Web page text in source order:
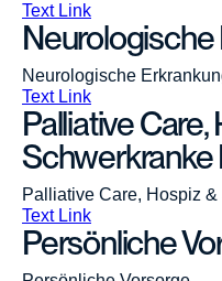
Text Link
Neurologische
Text Link
Palliative Care,
Schwerkranke
Palliative Care, Hospiz
Text Link
Persönliche